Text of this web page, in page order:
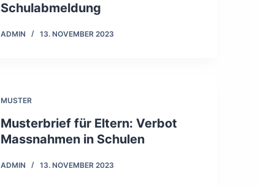
Schulabmeldung
ADMIN 13. NOVEMBER 2023
MUSTER
Musterbrief für Eltern: Verbot
Massnahmen in Schulen
ADMIN 13. NOVEMBER 2023